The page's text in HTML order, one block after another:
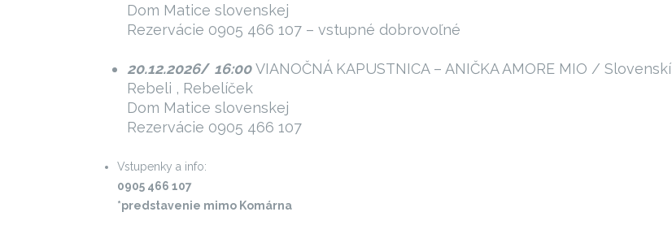
Dom Matice slovenskej
Rezervácie 0905 466 107 – vstupné dobrovoľné
20.12.2026/ 16:00VIANOČNÁ KAPUSTNICA – ANIČKA AMORE MIO / Slovenskí
Rebeli , Rebelíček
Dom Matice slovenskej
Rezervácie 0905 466 107
Vstupenky a info:
0905 466 107
*predstavenie mimo Komárna